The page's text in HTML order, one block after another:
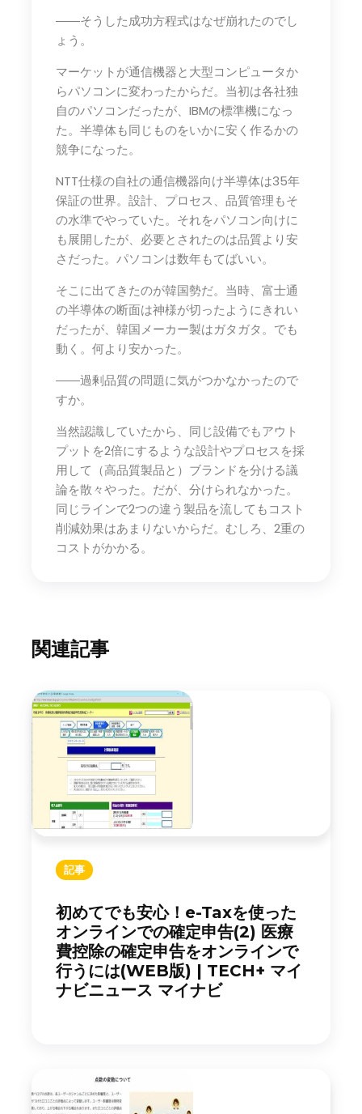
――そうした成功方程式はなぜ崩れたのでし
ょう。
マーケットが通信機器と大型コンピュータか
らパソコンに変わったからだ。当初は各社独
自のパソコンだったが、IBMの標準機になっ
た。半導体も同じものをいかに安く作るかの
競争になった。
NTT仕様の自社の通信機器向け半導体は35年
保証の世界。設計、プロセス、品質管理もそ
の水準でやっていた。それをパソコン向けに
も展開したが、必要とされたのは品質より安
さだった。パソコンは数年もてばいい。
そこに出てきたのが韓国勢だ。当時、富士通
の半導体の断面は神様が切ったようにきれい
だったが、韓国メーカー製はガタガタ。でも
動く。何より安かった。
――過剰品質の問題に気がつかなかったので
すか。
当然認識していたから、同じ設備でもアウト
プットを2倍にするような設計やプロセスを採
用して（高品質製品と）ブランドを分ける議
論を散々やった。だが、分けられなかった。
同じラインで2つの違う製品を流してもコスト
削減効果はあまりないからだ。むしろ、2重の
コストがかかる。
関連記事
記事
初めてでも安心！e-Taxを使った
オンラインでの確定申告(2) 医療
費控除の確定申告をオンラインで
行うには(WEB版) | TECH+ マイ
ナビニュース マイナビ